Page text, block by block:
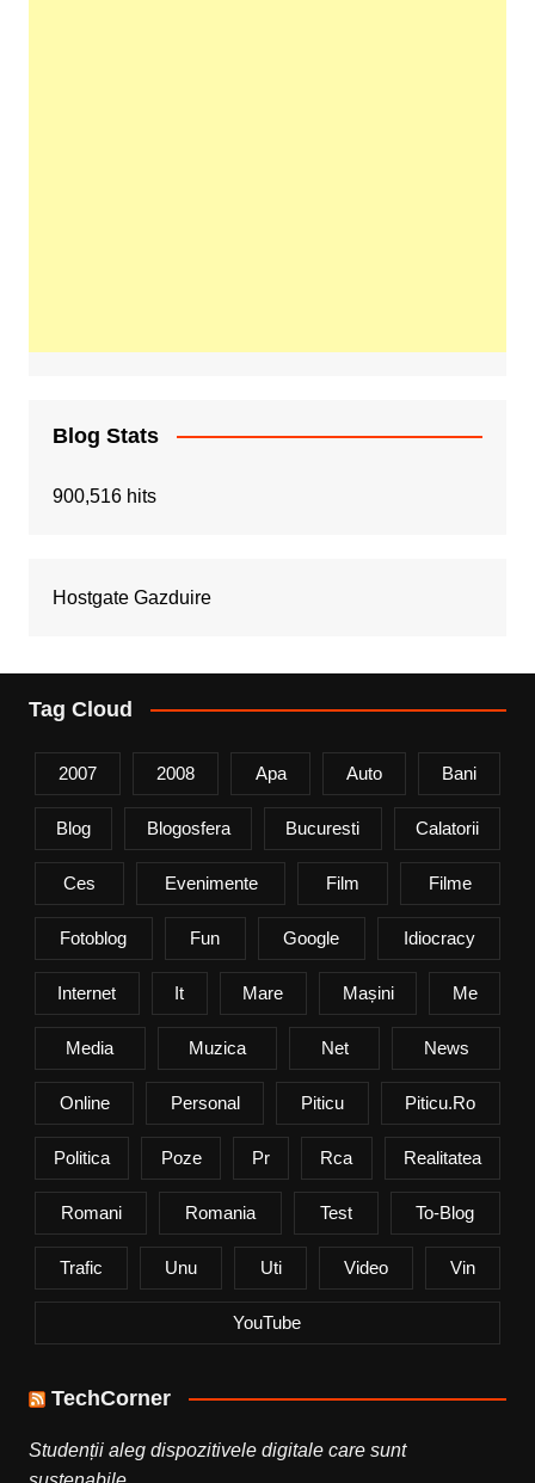
Blog Stats
900,516 hits
Hostgate Gazduire
Tag Cloud
2007 2008 Apa Auto Bani
Blog Blogosfera Bucuresti Calatorii
Ces Evenimente Film Filme
Fotoblog Fun Google Idiocracy
Internet It Mare Mașini Me
Media Muzica Net News
Online Personal Piticu Piticu.ro
Politica Poze Pr Rca Realitatea
Romani Romania Test To-Blog
Trafic Unu Uti Video Vin
YouTube
TechCorner
Studenții aleg dispozitivele digitale care sunt